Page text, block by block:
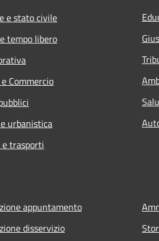
e stato civile
tempo libero
Commercio
urbanistica
trasporti
appuntamento
disservizio